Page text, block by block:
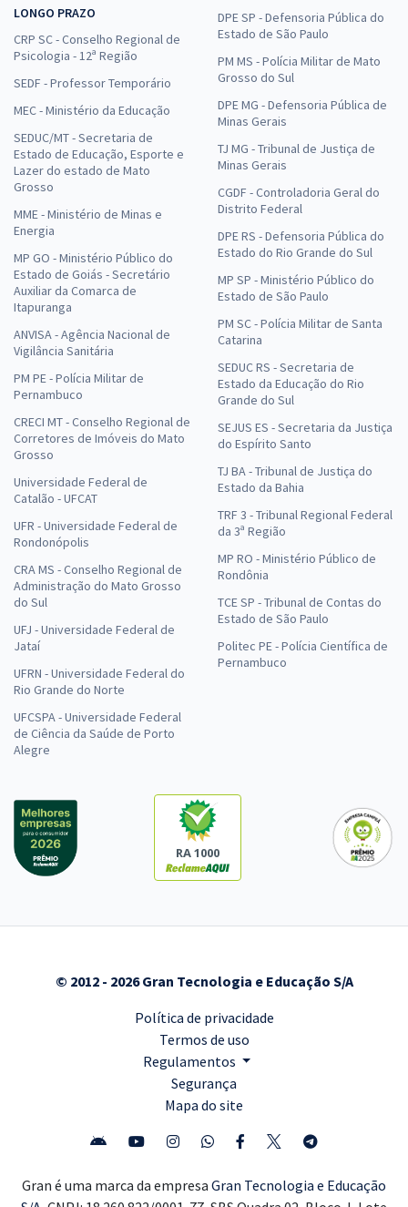
LONGO PRAZO
CRP SC - Conselho Regional de
Psicologia - 12ª Região
SEDF - Professor Temporário
MEC - Ministério da Educação
SEDUC/MT - Secretaria de
Estado de Educação, Esporte e
Lazer do estado de Mato
Grosso
MME - Ministério de Minas e
Energia
MP GO - Ministério Público do
Estado de Goiás - Secretário
Auxiliar da Comarca de
Itapuranga
ANVISA - Agência Nacional de
Vigilância Sanitária
PM PE - Polícia Militar de
Pernambuco
CRECI MT - Conselho Regional de
Corretores de Imóveis do Mato
Grosso
Universidade Federal de
Catalão - UFCAT
UFR - Universidade Federal de
Rondonópolis
CRA MS - Conselho Regional de
Administração do Mato Grosso
do Sul
UFJ - Universidade Federal de
Jataí
UFRN - Universidade Federal do
Rio Grande do Norte
UFCSPA - Universidade Federal
de Ciência da Saúde de Porto
Alegre
DPE SP - Defensoria Pública do
Estado de São Paulo
PM MS - Polícia Militar de Mato
Grosso do Sul
DPE MG - Defensoria Pública de
Minas Gerais
TJ MG - Tribunal de Justiça de
Minas Gerais
CGDF - Controladoria Geral do
Distrito Federal
DPE RS - Defensoria Pública do
Estado do Rio Grande do Sul
MP SP - Ministério Público do
Estado de São Paulo
PM SC - Polícia Militar de Santa
Catarina
SEDUC RS - Secretaria de
Estado da Educação do Rio
Grande do Sul
SEJUS ES - Secretaria da Justiça
do Espírito Santo
TJ BA - Tribunal de Justiça do
Estado da Bahia
TRF 3 - Tribunal Regional Federal
da 3ª Região
MP RO - Ministério Público de
Rondônia
TCE SP - Tribunal de Contas do
Estado de São Paulo
Politec PE - Polícia Científica de
Pernambuco
RA 1000
© 2012 - 2026 Gran Tecnologia e Educação S/A
Política de privacidade
Termos de uso
Regulamentos
Segurança
Mapa do site
Gran é uma marca da empresa Gran Tecnologia e Educação